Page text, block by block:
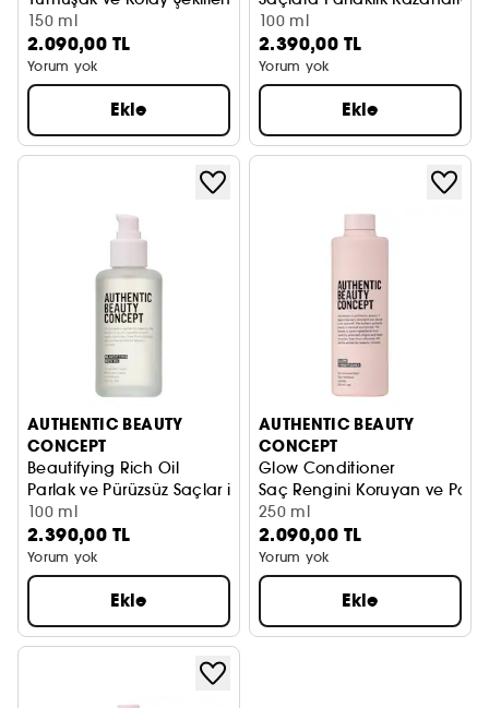
150 ml
2.090,00 TL
Yorum yok
Ekle
100 ml
2.390,00 TL
Yorum yok
Ekle
AUTHENTIC BEAUTY
CONCEPT
Beautifying Rich Oil
Parlak ve Pürüzsüz Saçlar için Besleyici Yağ
100 ml
2.390,00 TL
Yorum yok
Ekle
AUTHENTIC BEAUTY
CONCEPT
Glow Conditioner
Saç Rengini Koruyan ve
250 ml
2.090,00 TL
Yorum yok
Ekle